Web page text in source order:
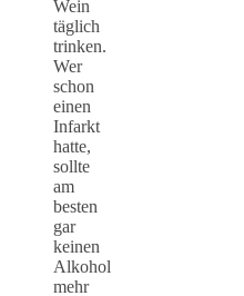
Wein
täglich
trinken.
Wer
schon
einen
Infarkt
hatte,
sollte
am
besten
gar
keinen
Alkohol
mehr